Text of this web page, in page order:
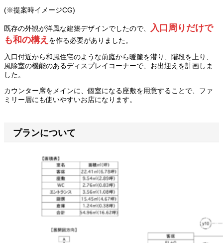
(※提案時イメージCG)
既存の外観が洋風な建築デザインでしたので、
入口周りだけで
も和の構え を作る必要がありました。
入口付近から和風住宅のような前庭から暖簾を潜り、階段を上り、
風除室の機能のあるディスプレイコーナーで、お出迎えを計画しま
した。
カウンター席をメインに、個室になる座敷を用意することで、ファ
ミリー層にも使いやすいお店になります。
プランについて